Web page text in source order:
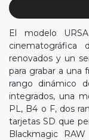
El modelo
cinematográfica
renovados y un
para grabar a una
rango dinámico
integrados, una
PL, B4 o F, dos
tarjetas SD que
Blackmagic